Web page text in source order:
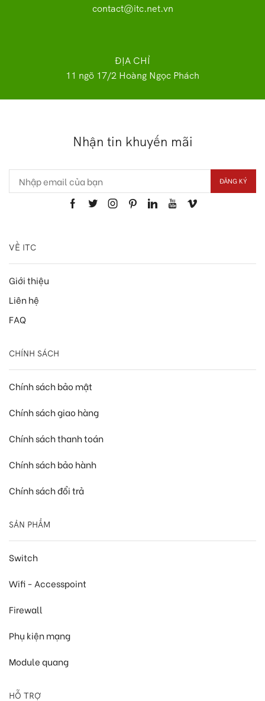
contact@itc.net.vn
ĐỊA CHỈ
11 ngõ 17/2 Hoàng Ngọc Phách
Nhận tin khuyến mãi
VỀ ITC
Giới thiệu
Liên hệ
FAQ
CHÍNH SÁCH
Chính sách bảo mật
Chính sách giao hàng
Chính sách thanh toán
Chính sách bảo hành
Chính sách đổi trả
SẢN PHẨM
Switch
Wifi - Accesspoint
Firewall
Phụ kiện mạng
Module quang
HỖ TRỢ